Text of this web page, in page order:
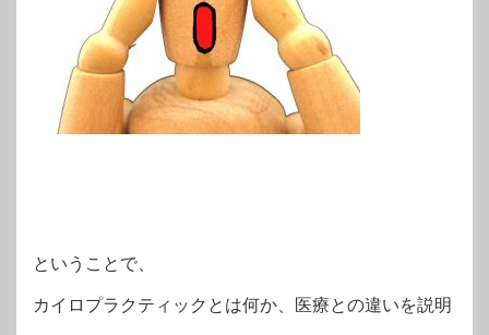
ということで、
カイロプラクティックとは何か、医療との違いを説明